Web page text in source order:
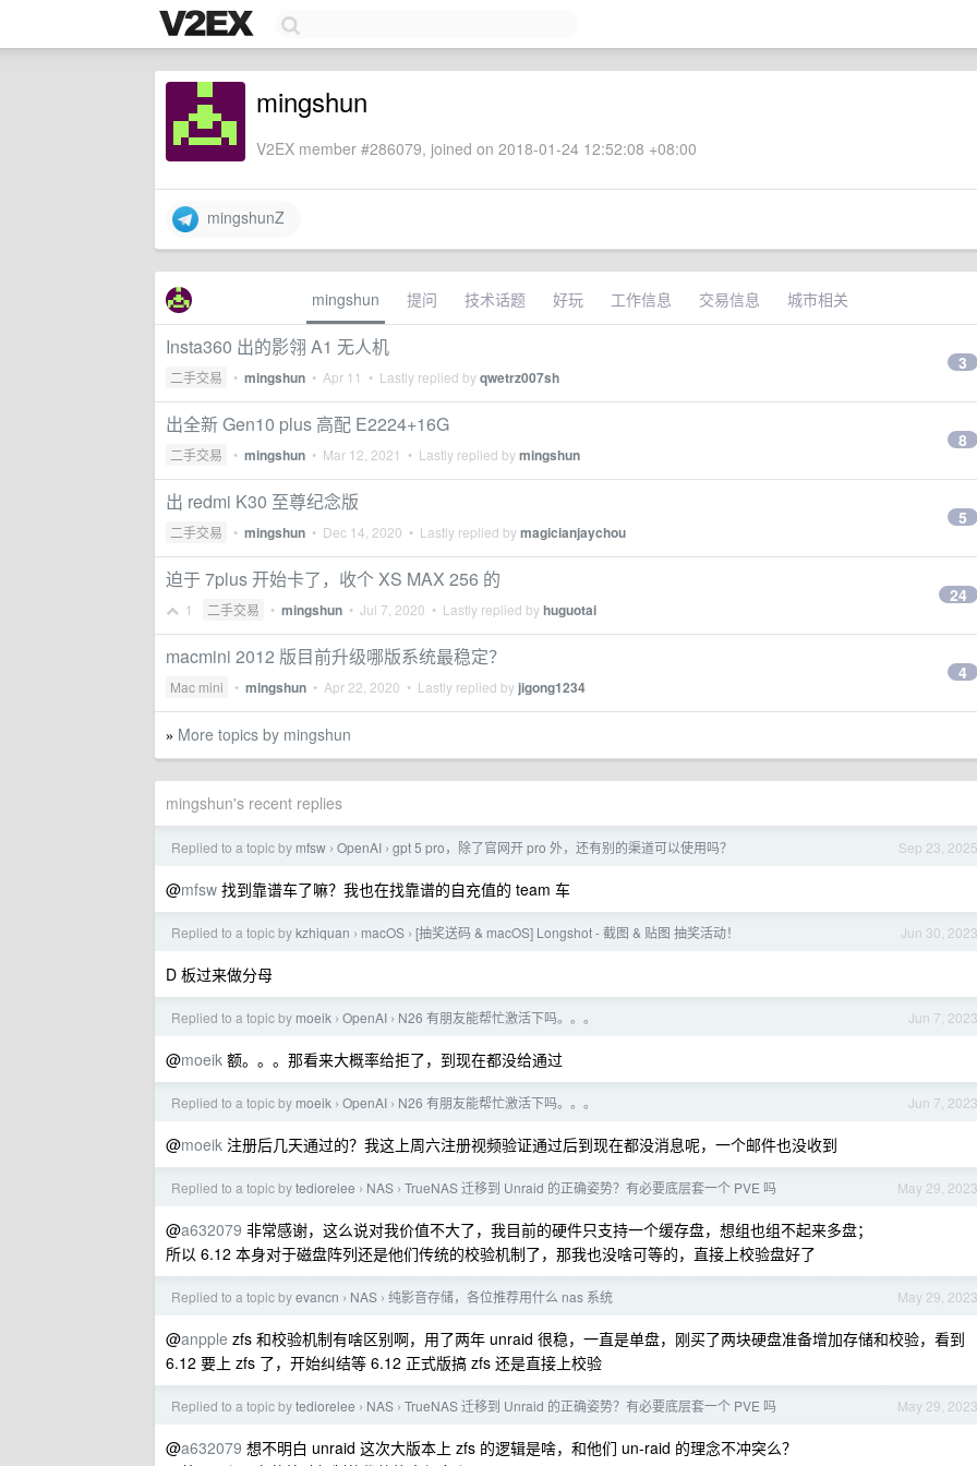
mingshun
V2EX member #286079, joined on 2018-01-24 12:52:08 +08:00
mingshunZ
mingshun 提问 技术话题 好玩 工作信息 交易信息 城市相关
Insta360 出的影翎 A1 无人机
二手交易 • mingshun • Apr 11 • Lastly replied byqwetrz007sh
3
出全新 Gen10 plus 高配 E2224+16G
二手交易 • mingshun • Mar 12, 2021 • Lastly replied bymingshun
8
出 redmi K30 至尊纪念版
二手交易 • mingshun • Dec 14, 2020 • Lastly replied bymagicianjaychou
5
迫于 7plus 开始卡了，收个 XS MAX 256 的
1 二手交易 • mingshun • Jul 7, 2020 • Lastly replied byhuguotai
24
macmini 2012 版目前升级哪版系统最稳定？
Mac mini • mingshun • Apr 22, 2020 • Lastly replied by jigong1234
4
» More topics by mingshun
mingshun's recent replies
Sep 23, 2025
Replied to a topic by mfsw › OpenAI › gpt 5 pro，除了官网开 pro 外，还有别的渠道可以使用吗？
@mfsw 找到靠谱车了嘛？我也在找靠谱的自充值的 team 车
Jun 30, 2023
Replied to a topic bykzhiquan › macOS › [抽奖送码 & macOS] Longshot - 截图 & 贴图 抽奖活动！
D 板过来做分母
Jun 7, 2023
Replied to a topic by moeik › OpenAI › N26 有朋友能帮忙激活下吗。。。
@moeik 额。。。那看来大概率给拒了，到现在都没给通过
Jun 7, 2023
Replied to a topic by moeik › OpenAI › N26 有朋友能帮忙激活下吗。。。
@moeik 注册后几天通过的？我这上周六注册视频验证通过后到现在都没消息呢，一个邮件也没收到
May 29, 2023
Replied to a topic bytediorelee › NAS › TrueNAS 迁移到 Unraid 的正确姿势？有必要底层套一个 PVE 吗
@a632079 非常感谢，这么说对我价值不大了，我目前的硬件只支持一个缓存盘，想组也组不起来多盘；
所以 6.12 本身对于磁盘阵列还是他们传统的校验机制了，那我也没啥可等的，直接上校验盘好了
May 29, 2023
Replied to a topic byevancn › NAS › 纯影音存储，各位推荐用什么 nas 系统
@anpple zfs 和校验机制有啥区别啊，用了两年 unraid 很稳，一直是单盘，刚买了两块硬盘准备增加存储和校验，看到
6.12 要上 zfs 了，开始纠结等 6.12 正式版搞 zfs 还是直接上校验
May 29, 2023
Replied to a topic bytediorelee › NAS › TrueNAS 迁移到 Unraid 的正确姿势？有必要底层套一个 PVE 吗
@a632079 想不明白 unraid 这次大版本上 zfs 的逻辑是啥，和他们 un-raid 的理念不冲突么？